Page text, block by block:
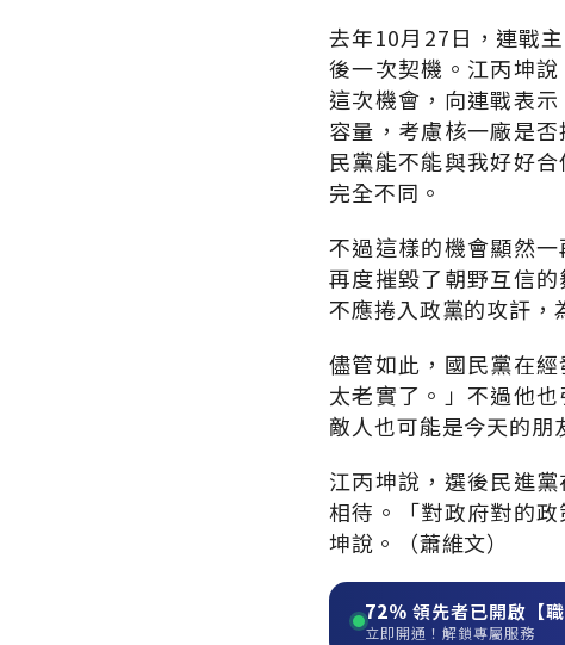
去年10月27日，連戰
後一次契機。江丙坤
這次機會，向連戰表
容量，考慮核一廠是
民黨能不能與我好好
完全不同。
不過這樣的機會顯然
再度摧毀了朝野互信
不應捲入政黨的攻訐，
儘管如此，國民黨在
太老實了。」不過他
敵人也可能是今天的朋
江丙坤說，選後民進
相待。「對政府對的
坤說。（蕭維文）
72% 領先者已開啟【職
立即開通！解鎖專屬服務